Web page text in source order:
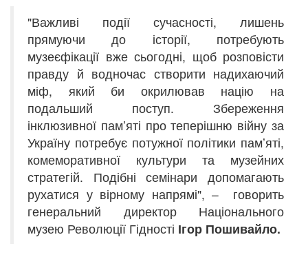
"Важливі події сучасності, лишень
прямуючи до історії, потребують
музеєфікації вже сьогодні, щоб розповісти
правду й водночас створити надихаючий
міф, який би окрилював націю на
подальший поступ. Збереження
інклюзивної пам’яті про теперішню війну за
Україну потребує потужної політики пам’яті,
комеморативної культури та музейних
стратегій. Подібні семінари допомагають
рухатися у вірному напрямі", – говорить
генеральний директор Національного
музею Революції Гідності Ігор Пошивайло.